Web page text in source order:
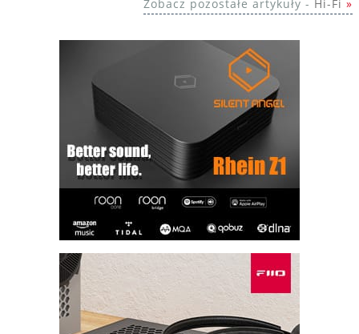
Zobacz pozostałe artykuły - Hi-Fi